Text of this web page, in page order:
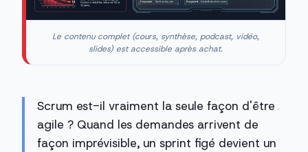
Le contenu complet (cours, synthèse, podcast, vidéo,
slides) est accessible après achat.
Scrum est-il vraiment la seule façon d'être
agile ? Quand les demandes arrivent de
façon imprévisible, un sprint figé devient un